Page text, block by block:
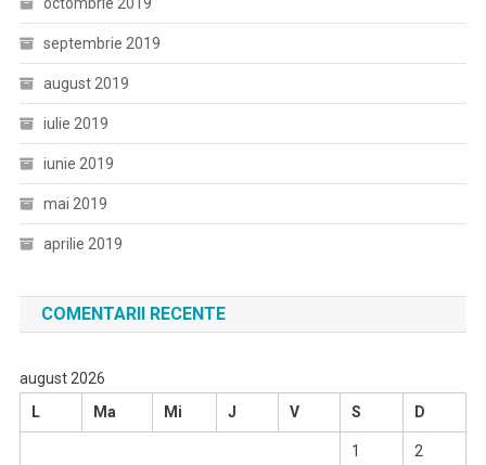
septembrie 2019
august 2019
iulie 2019
iunie 2019
mai 2019
aprilie 2019
COMENTARII RECENTE
august 2026
L
Ma Mi J V S D
1 2